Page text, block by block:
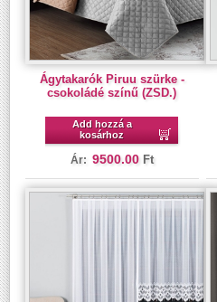
Ágytakarók Piruu szürke -
csokoládé színű (ZSD.)
Add hozzá a
kosárhoz
Ár: 9500.00 Ft